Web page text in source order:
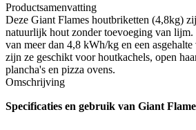
Productsamenvatting
Deze Giant Flames houtbriketten (4,8kg)
natuurlijk hout zonder toevoeging van lijm.
van meer dan 4,8 kWh/kg en een
zijn ze geschikt voor houtkachels, open
plancha's en pizza ovens.
Omschrijving
Specificaties en gebruik van Giant